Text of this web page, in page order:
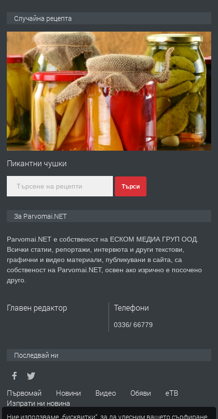
преди 1 година
ПРЕДЛАГА Работа за общи работници
преди 1 година
ПРЕДЛАГА
Първи поход "По стъпките на Ангел
преди 1 година
ПРЕДЛАГА Уроци по Математика
ТЪРСИ Търсим работник
Случайна рецепта
Пикантни чушки
Търси
За Parvomai.NET
Parvomai.NET е собственост на ЕСКОМ МЕДИА ГРУП ООД.
Всички статии, репортажи, интервюта и други текстови,
графични и видео материали, публикувани в сайта, са
собственост на Parvomai.NET, освен ако изрично е посочено
друго.
Главен редактор Телефони
0336/ 66779
Последвай ни
Първомай Новини Видео Обяви
еТВ
Изпрати ни новина
Ние използваме „бисквитки“, за да улесним вашето сърфиране.